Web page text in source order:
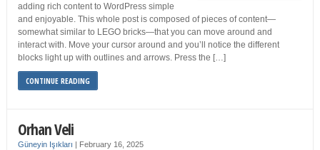
adding rich content to WordPress simple
and enjoyable. This whole post is composed of pieces of content—
somewhat similar to LEGO bricks—that you can move around and
interact with. Move your cursor around and you’ll notice the different
blocks light up with outlines and arrows. Press the […]
CONTINUE READING
Orhan Veli
Güneyin Işıkları | February 16, 2025